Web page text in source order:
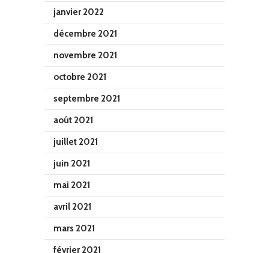
janvier 2022
décembre 2021
novembre 2021
octobre 2021
septembre 2021
août 2021
juillet 2021
juin 2021
mai 2021
avril 2021
mars 2021
février 2021